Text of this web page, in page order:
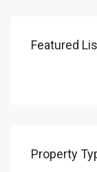
Featured
Property